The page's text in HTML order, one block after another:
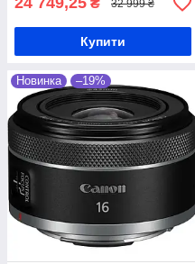
₴ 32 999 ₴
Купити
Новинка –19%